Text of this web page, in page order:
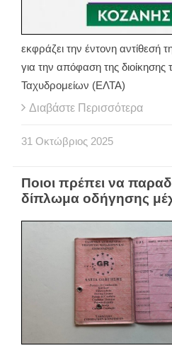
εκφράζει την έντονη αντίθεσή
για την απόφαση της
Ταχυδρομείων (ΕΛΤΑ)
Διαβάστε Περισσότερα
31 Οκτώβριος 2025
Ποιοι πρέπει να
δίπλωμα οδήγησης